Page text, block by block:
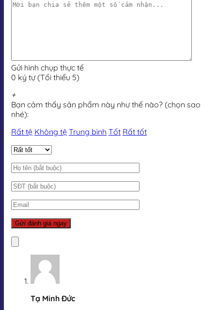
Gửi hình chụp thực tế
0 ký tự (Tối thiểu 5)
+
Bạn cảm thấy sản phẩm này như thế nào? (chọn sao
nhé):
Rất tệ Không tệ Trung bình Tốt Rất tốt
Tạ Minh Đức